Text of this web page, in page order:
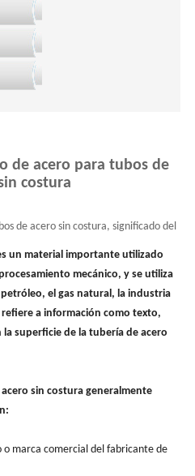
de acero para tubos de
costura
de acero sin costura, significado del
marcado de tubería
un material importante utilizado
mecánico, y se utiliza
el gas natural, la industria
a información como texto,
superficie de la tubería de acero
sin costura generalmente
marca comercial del fabricante de